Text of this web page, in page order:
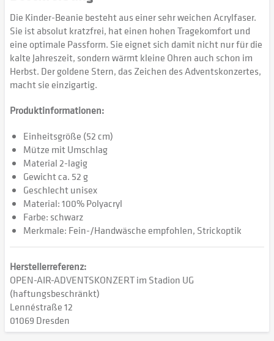
Die Kinder-Beanie besteht aus einer sehr weichen Acrylfaser.
Sie ist absolut kratzfrei, hat einen hohen Tragekomfort und
eine optimale Passform. Sie eignet sich damit nicht nur für die
kalte Jahreszeit, sondern wärmt kleine Ohren auch schon im
Herbst. Der goldene Stern, das Zeichen des Adventskonzertes,
macht sie einzigartig.
Produktinformationen:
Einheitsgröße (52 cm)
Mütze mit Umschlag
Material 2-lagig
Gewicht ca. 52 g
Geschlecht unisex
Material: 100% Polyacryl
Farbe: schwarz
Merkmale: Fein-/Handwäsche empfohlen, Strickoptik
Herstellerreferenz:
OPEN-AIR-ADVENTSKONZERT im Stadion UG
(haftungsbeschränkt)
Lennéstraße 12
01069 Dresden